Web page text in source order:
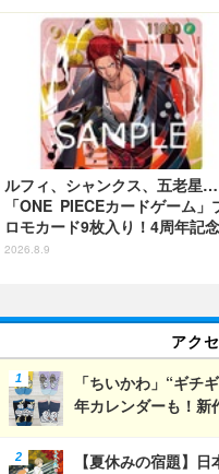
ルフィ、シャンクス、五老星…
「ONE PIECEカードゲーム」
ロモカード9枚入り！4周年記
品が抽選販売【9月2日23時まで
2026.8.9
アク
「ちいかわ」“ギチ
年カレンダーも！新
【夏休みの宿題】